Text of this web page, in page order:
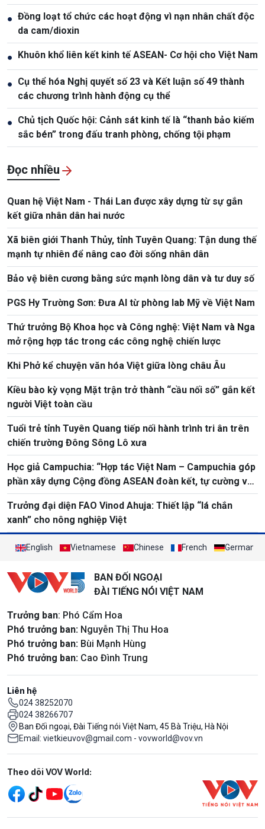
● Đồng loạt tổ chức các hoạt động vì nạn nhân chất độc
da cam/dioxin
● Khuôn khổ liên kết kinh tế ASEAN- Cơ hội cho Việt Nam
● Cụ thể hóa Nghị quyết số 23 và Kết luận số 49 thành
các chương trình hành động cụ thể
● Chủ tịch Quốc hội: Cảnh sát kinh tế là “thanh bảo kiếm
sắc bén” trong đấu tranh phòng, chống tội phạm
Đọc nhiều
Quan hệ Việt Nam - Thái Lan được xây dựng từ sự gắn
kết giữa nhân dân hai nước
Xã biên giới Thanh Thủy, tỉnh Tuyên Quang: Tận dung thế
mạnh tự nhiên để nâng cao đời sống nhân dân
Bảo vệ biên cương bằng sức mạnh lòng dân và tư duy số
PGS Hy Trường Sơn: Đưa AI từ phòng lab Mỹ về Việt Nam
Thứ trưởng Bộ Khoa học và Công nghệ: Việt Nam và Nga
mở rộng hợp tác trong các công nghệ chiến lược
Khi Phở kể chuyện văn hóa Việt giữa lòng châu Âu
Kiều bào kỳ vọng Mặt trận trở thành “cầu nối số” gắn kết
người Việt toàn cầu
Tuổi trẻ tỉnh Tuyên Quang tiếp nối hành trình tri ân trên
chiến trường Đông Sông Lô xưa
Học giả Campuchia: “Hợp tác Việt Nam – Campuchia góp
phần xây dựng Cộng đồng ASEAN đoàn kết, tự cường và
thịnh vượng”
Trưởng đại diện FAO Vinod Ahuja: Thiết lập “lá chắn
xanh” cho nông nghiệp Việt
English Vietnamese Chinese French German
BAN ĐỐI NGOẠI
ĐÀI TIẾNG NÓI VIỆT NAM
Trưởng ban: Phó Cẩm Hoa
Phó trưởng ban: Nguyễn Thị Thu Hoa
Phó trưởng ban: Bùi Mạnh Hùng
Phó trưởng ban: Cao Đình Trung
Liên hệ
024 38252070
024 38266707
Ban Đối ngoại, Đài Tiếng nói Việt Nam, 45 Bà Triệu, Hà Nội
Email: vietkieuvov@gmail.com - vovworld@vov.vn
Mạng xã hội
Theo dõi VOV World: